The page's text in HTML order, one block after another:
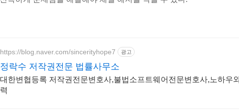
https://blog.naver.com/sincerityhope7 광고
정락수 저작권전문 법률사무소
대한변협등록 저작권전문변호사,불법소프트웨어전문변호사,노하우
력